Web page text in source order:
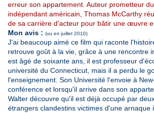
erreur son appartement. Auteur prometteur
indépendant américain, Thomas McCarthy
de sa carrière d'acteur pour bâtir une œuvre
Mon avis : (vu en juillet 2010)
J'ai beaucoup aimé ce film qui raconte
retrouve goût à la vie, grâce à une rencontre
est âgé de soixante ans, il est professeur
université du Connecticut, mais il a perdu le
l'enseignement. Son Université l'envoie à
conférence et lorsqu'il arrive dans son
Walter découvre qu'il est déjà occupé par
étrangers clandestins victimes d'une arnaque